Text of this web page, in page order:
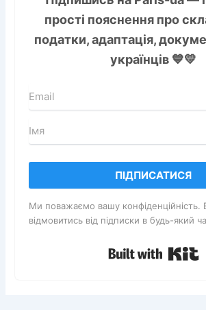
прості пояснення про
податки, адаптація,
українців 💙💛
ПІДПИСАТИСЯ
Ми поважаємо вашу
відмовитись від підписки в будь-який